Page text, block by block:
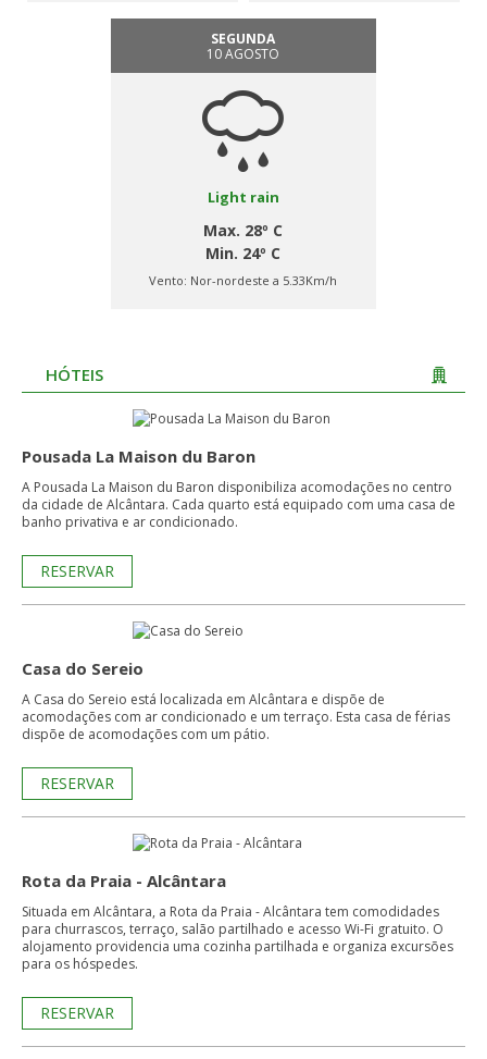
SEGUNDA
10 AGOSTO
Light rain
Max. 28º C
Min. 24º C
Vento: Nor-nordeste a 5.33Km/h
HÓTEIS
Pousada La Maison du Baron
A Pousada La Maison du Baron disponibiliza acomodações no centro
da cidade de Alcântara. Cada quarto está equipado com uma casa de
banho privativa e ar condicionado.
RESERVAR
Casa do Sereio
A Casa do Sereio está localizada em Alcântara e dispõe de
acomodações com ar condicionado e um terraço. Esta casa de férias
dispõe de acomodações com um pátio.
RESERVAR
Rota da Praia - Alcântara
Situada em Alcântara, a Rota da Praia - Alcântara tem comodidades
para churrascos, terraço, salão partilhado e acesso Wi-Fi gratuito. O
alojamento providencia uma cozinha partilhada e organiza excursões
para os hóspedes.
RESERVAR